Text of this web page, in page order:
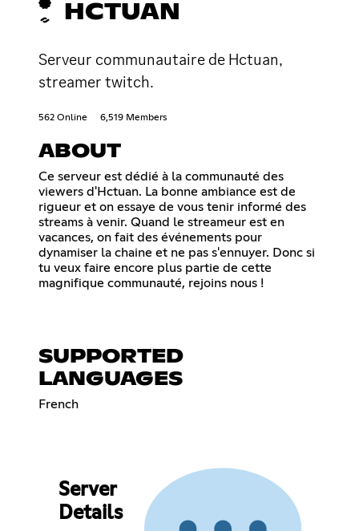
HCTUAN
Serveur communautaire de Hctuan,
streamer twitch.
562 Online 6,519 Members
ABOUT
Ce serveur est dédié à la communauté des
viewers d'Hctuan. La bonne ambiance est de
rigueur et on essaye de vous tenir informé des
streams à venir. Quand le streameur est en
vacances, on fait des événements pour
dynamiser la chaine et ne pas s'ennuyer. Donc si
tu veux faire encore plus partie de cette
magnifique communauté, rejoins nous !
SUPPORTED
LANGUAGES
French
Server
Details